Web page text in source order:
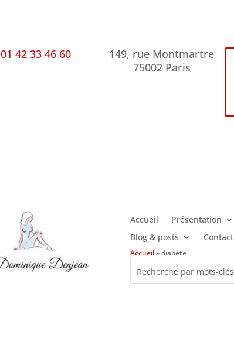
01 42 33 46 60
149, rue Montmartre
75002 Paris
Accueil Présentation
Blog & posts
Contact
Accueil»diabète